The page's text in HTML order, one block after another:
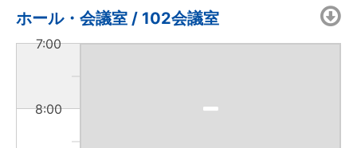
ホール・会議室 / 102会議室
7:00
8:00